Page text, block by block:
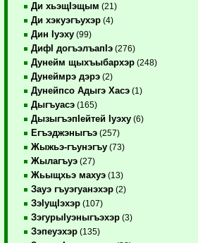
Ди хьэщIэщым (21)
Ди хэкуэгъухэр (4)
Дин Iуэху (99)
ДифI догъэлъапIэ (276)
Дунейм щыхъыбархэр (248)
Дунеймрэ дэрэ (2)
Дунейпсо Адыгэ Хасэ (1)
Дыгъуасэ (165)
ДызыгъэпIейтей Iуэху (6)
Егъэджэныгъэ (257)
Жыжьэ-гъунэгъу (73)
Жылагъуэ (27)
Жьыщхьэ махуэ (13)
Зауэ гъуэгуанэхэр (2)
ЗэIущIэхэр (107)
ЗэгурыIуэныгъэхэр (3)
Зэпеуэхэр (135)